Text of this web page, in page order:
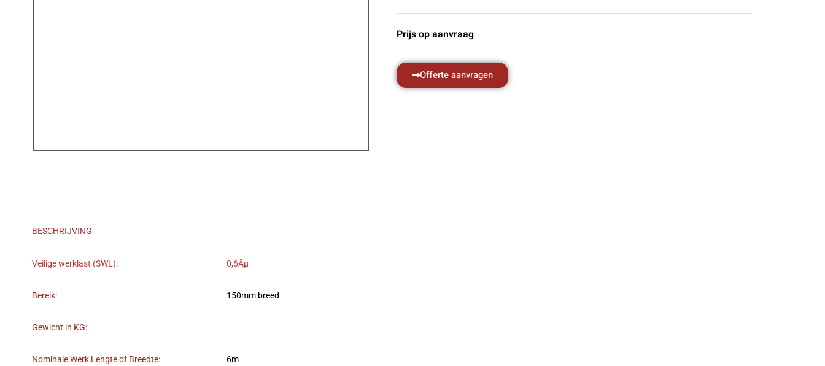
Prijs op aanvraag
Offerte aanvragen
BESCHRIJVING
Veilige werklast (SWL): 0,6Âµ
Bereik: 150mm breed
Gewicht in KG:
Nominale Werk Lengte of Breedte: 6m